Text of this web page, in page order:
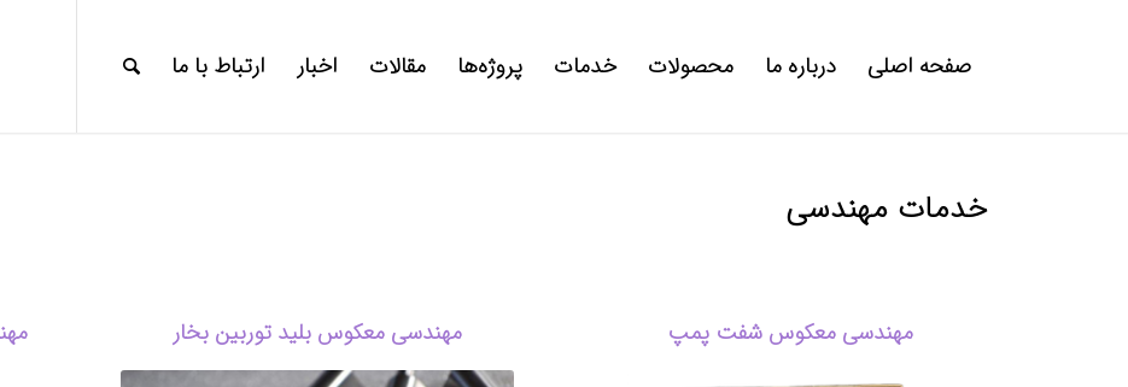
صفحه اصلی درباره ما محصولات خدمات پروژه‌ها مقالات اخبار ارتباط با ما
خدمات مهندسی
مهندسی معکوس شفت پمپ مهندسی معکوس بلید توربین بخار